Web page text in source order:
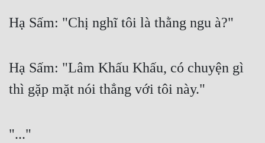
Hạ Sấm: "Chị nghĩ tôi là thằng ngu à?"
Hạ Sấm: "Lâm Khấu Khấu, có chuyện gì
thì gặp mặt nói thẳng với tôi này."
"..."